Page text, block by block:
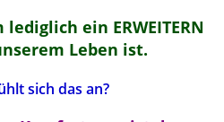
ein ERWEITERN
Leben ist.
sich das an?